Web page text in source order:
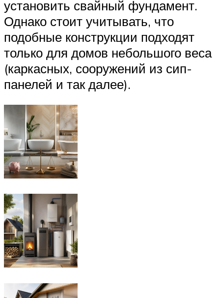
установить свайный фундамент.
Однако стоит учитывать, что
подобные конструкции подходят
только для домов небольшого веса
(каркасных, сооружений из сип-
панелей и так далее).